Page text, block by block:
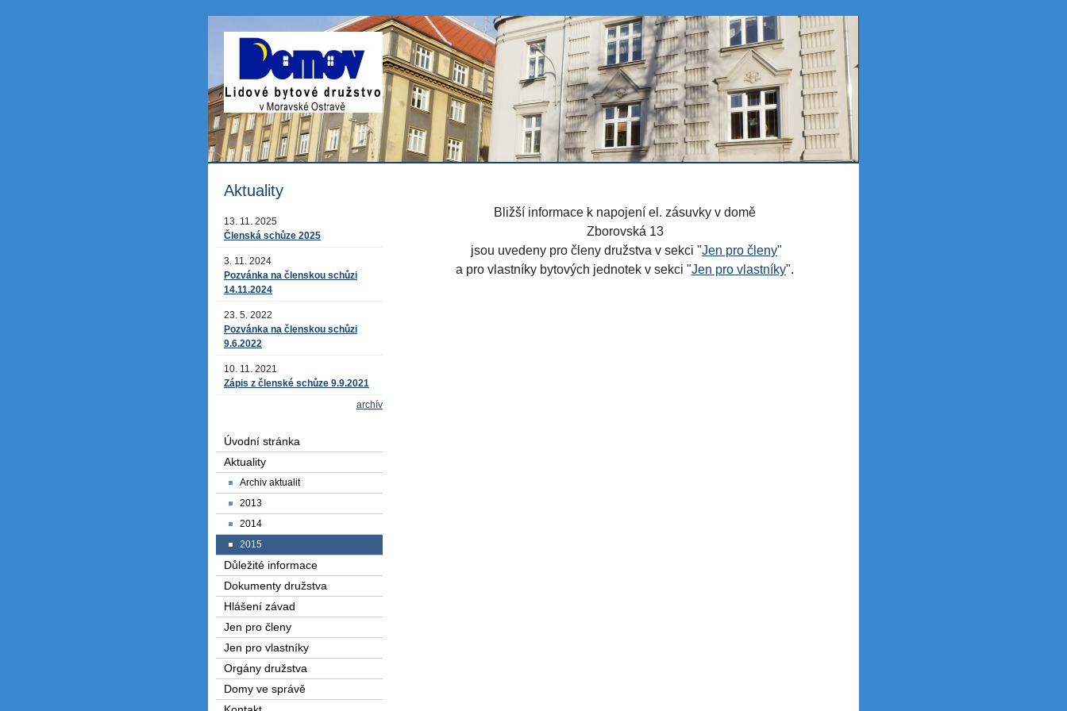
Bližší informace k napojení el. zásuvky v domě
Zborovská 13
jsou uvedeny pro členy družstva v sekci "Jen pro členy"
a pro vlastníky bytových jednotek v sekci "Jen pro vlastníky".
Aktuality
13. 11. 2025
Členská schůze 2025
3. 11. 2024
Pozvánka na členskou schůzi
14.11.2024
23. 5. 2022
Pozvánka na členskou schůzi
9.6.2022
10. 11. 2021
Zápis z členské schůze 9.9.2021
archív
Úvodní stránka
Aktuality
Archiv aktualit
2013
2014
2015
Důležité informace
Dokumenty družstva
Hlášení závad
Jen pro členy
Jen pro vlastníky
Orgány družstva
Domy ve správě